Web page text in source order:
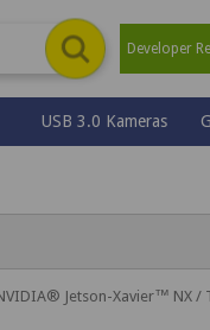
Developer
USB 3.0 Kameras
Jetson-Xavier™ NX /